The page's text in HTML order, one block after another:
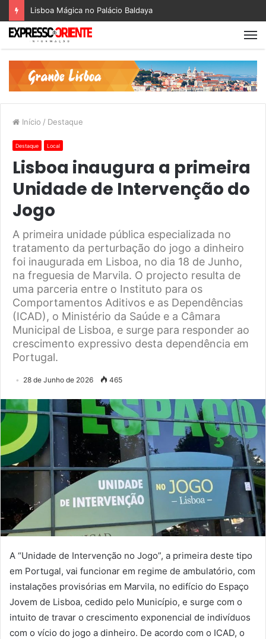
Lisboa Mágica no Palácio Baldaya
Início / Destaque
Destaque Local
Lisboa inaugura a primeira
Unidade de Intervenção do
Jogo
A primeira unidade pública especializada no
tratamento da perturbação do jogo a dinheiro
foi inaugurada em Lisboa, no dia 18 de Junho,
na freguesia de Marvila. O projecto resulta de
uma parceria entre o Instituto para os
Comportamentos Aditivos e as Dependências
(ICAD), o Ministério da Saúde e a Câmara
Municipal de Lisboa, e surge para responder ao
crescimento expressivo desta dependência em
Portugal.
28 de Junho de 2026 465
A “Unidade de Intervenção no Jogo”, a primeira deste tipo
em Portugal, vai funcionar em regime de ambulatório, com
instalações provisórias em Marvila, no edifício do Espaço
Jovem de Lisboa, cedido pelo Município, e surge com o
intuito de travar o crescimento exponencial de indivíduos
com o vício do jogo a dinheiro. De acordo com o ICAD, o